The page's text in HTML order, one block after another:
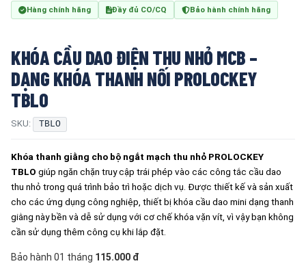
Hàng chính hãng Đầy đủ CO/CQ Bảo hành chính hãng
KHÓA CẦU DAO ĐIỆN THU NHỎ MCB –
DẠNG KHÓA THANH NỐI PROLOCKEY
TBLO
SKU: TBLO
Khóa thanh giằng cho bộ ngắt mạch thu nhỏ PROLOCKEY
TBLO giúp ngăn chặn truy cập trái phép vào các công tắc cầu dao
thu nhỏ trong quá trình bảo trì hoặc dịch vụ. Được thiết kế và sản xuất
cho các ứng dụng công nghiệp, thiết bị khóa cầu dao mini dạng thanh
giằng này bền và dễ sử dụng với cơ chế khóa vặn vít, vì vậy bạn không
cần sử dụng thêm công cụ khi lắp đặt.
Bảo hành 01 tháng 115.000 đ